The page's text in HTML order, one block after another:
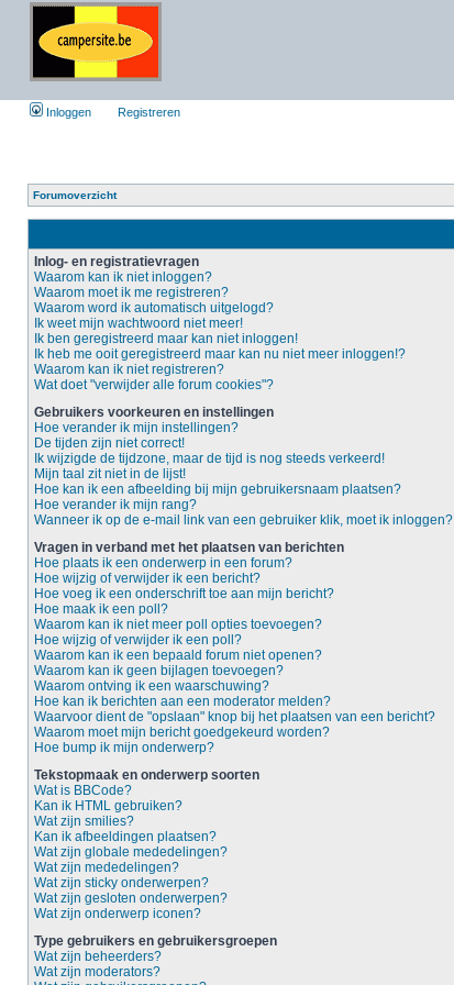
Inloggen Registreren
Forumoverzicht
Inlog- en registratievragen
Waarom kan ik niet inloggen?
Waarom moet ik me registreren?
Waarom word ik automatisch uitgelogd?
Ik weet mijn wachtwoord niet meer!
Ik ben geregistreerd maar kan niet inloggen!
Ik heb me ooit geregistreerd maar kan nu niet meer inloggen!?
Waarom kan ik niet registreren?
Wat doet "verwijder alle forum cookies"?
Gebruikers voorkeuren en instellingen
Hoe verander ik mijn instellingen?
De tijden zijn niet correct!
Ik wijzigde de tijdzone, maar de tijd is nog steeds verkeerd!
Mijn taal zit niet in de lijst!
Hoe kan ik een afbeelding bij mijn gebruikersnaam plaatsen?
Hoe verander ik mijn rang?
Wanneer ik op de e-mail link van een gebruiker klik, moet ik inloggen?
Vragen in verband met het plaatsen van berichten
Hoe plaats ik een onderwerp in een forum?
Hoe wijzig of verwijder ik een bericht?
Hoe voeg ik een onderschrift toe aan mijn bericht?
Hoe maak ik een poll?
Waarom kan ik niet meer poll opties toevoegen?
Hoe wijzig of verwijder ik een poll?
Waarom kan ik een bepaald forum niet openen?
Waarom kan ik geen bijlagen toevoegen?
Waarom ontving ik een waarschuwing?
Hoe kan ik berichten aan een moderator melden?
Waarvoor dient de "opslaan" knop bij het plaatsen van een bericht?
Waarom moet mijn bericht goedgekeurd worden?
Hoe bump ik mijn onderwerp?
Tekstopmaak en onderwerp soorten
Wat is BBCode?
Kan ik HTML gebruiken?
Wat zijn smilies?
Kan ik afbeeldingen plaatsen?
Wat zijn globale mededelingen?
Wat zijn mededelingen?
Wat zijn sticky onderwerpen?
Wat zijn gesloten onderwerpen?
Wat zijn onderwerp iconen?
Type gebruikers en gebruikersgroepen
Wat zijn beheerders?
Wat zijn moderators?